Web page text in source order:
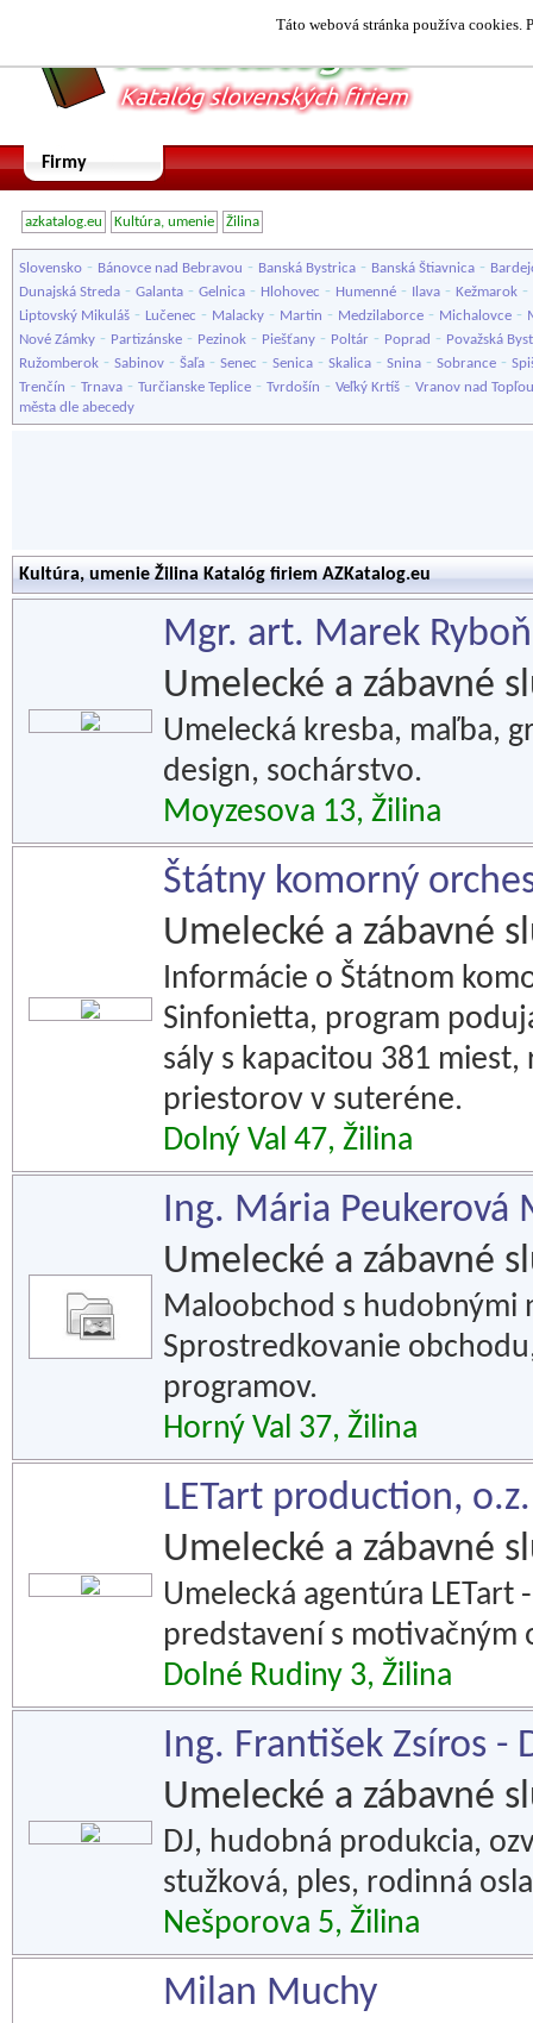
Táto webová stránka používa cookies.
Firmy
azkatalog.eu Kultúra, umenie Žilina
Slovensko - Bánovce nad Bebravou - Banská Bystrica - Banská Štiavnica -
Dunajská Streda - Galanta - Gelnica - Hlohovec - Humenné - Ilava - Kežmarok -
Liptovský Mikuláš - Lučenec - Malacky - Martin - Medzilaborce - Michalovce -
Nové Zámky - Partizánske - Pezinok - Piešťany - Poltár - Poprad - Považská
Ružomberok - Sabinov - Šaľa - Senec - Senica - Skalica - Snina - Sobrance -
Trenčín - Trnava - Turčianske Teplice - Tvrdošín - Veľký Krtíš - Vranov nad Topľou
města dle abecedy
Kultúra, umenie Žilina Katalóg firiem AZKatalog.eu
Mgr. art. Marek Ryboň
Umelecké a zábavné
Umelecká kresba, maľba,
design, sochárstvo.
Moyzesova 13, Žilina
Štátny komorný
Umelecké a zábavné
Informácie o Štátnom
Sinfonietta, program
sály s kapacitou 381
priestorov v suteréne.
Dolný Val 47, Žilina
Ing. Mária Peukerová
Umelecké a zábavné
Maloobchod s hudobnými
Sprostredkovanie
programov.
Horný Val 37, Žilina
LETart production, o.z.
Umelecké a zábavné
Umelecká agentúra
predstavení s motivačným
Dolné Rudiny 3, Žilina
Ing. František Zsíros -
Umelecké a zábavné
DJ, hudobná produkcia,
stužková, ples, rodinná
Nešporova 5, Žilina
Milan Muchy